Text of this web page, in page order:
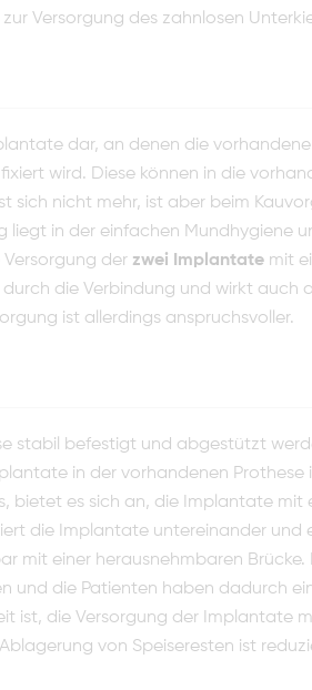
Versorgung des zahnlosen
dar, an denen die
wird. Diese können in die
sich nicht mehr, ist aber beim
liegt in der einfachen Mundhygie­ne
Versorgung der zwei Implantate mit
die Verbindung und wirkt auch
ist allerdings an­spruchsvoller.
stabil befestigt und abgestützt
in der vorhandenen Prothese
bietet es sich an, die Implantate mit
die Implantate untereinander und
mit einer heraus­nehmbaren Brücke.
und die Patienten haben dadurch
ist, die Versorgung der Implantate
von Speiseresten ist